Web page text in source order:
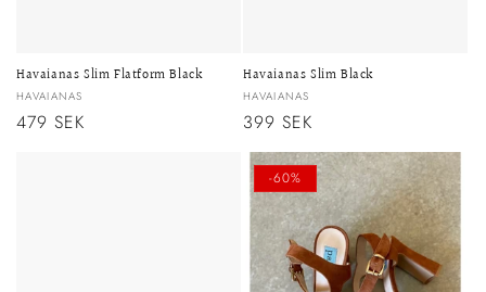
Havaianas Slim Flatform Black
Säljare:
HAVAIANAS
Ordinarie
479 SEK
Havaianas Slim Black
Säljare:
HAVAIANAS
Ordinarie
pris
399 SEK
-60%